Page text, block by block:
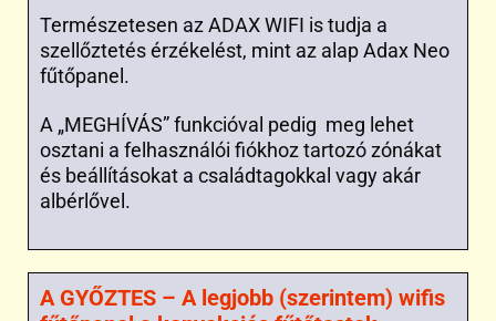
Természetesen az ADAX WIFI is tudja a
szellőztetés érzékelést, mint az alap Adax Neo
fűtőpanel.
A „MEGHÍVÁS” funkcióval pedig meg lehet
osztani a felhasználói fiókhoz tartozó zónákat
és beállításokat a családtagokkal vagy akár
albérlővel.
A GYŐZTES – A legjobb (szerintem) wifis